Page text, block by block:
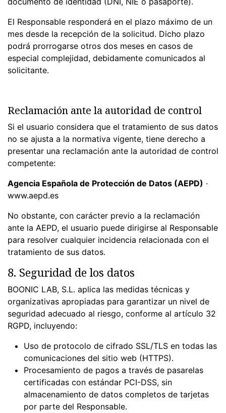
El Responsable responderá en el plazo máximo de un
mes desde la recepción de la solicitud. Dicho plazo
podrá prorrogarse otros dos meses en casos de
especial complejidad, debidamente comunicados al
solicitante.
Reclamación ante la autoridad de control
Si el usuario considera que el tratamiento de sus datos
no se ajusta a la normativa vigente, tiene derecho a
presentar una reclamación ante la autoridad de control
competente:
Agencia Española de Protección de Datos (AEPD) ·
www.aepd.es
No obstante, con carácter previo a la reclamación
ante la AEPD, el usuario puede dirigirse al Responsable
para resolver cualquier incidencia relacionada con el
tratamiento de sus datos.
8. Seguridad de los datos
BOONIC LAB, S.L. aplica las medidas técnicas y
organizativas apropiadas para garantizar un nivel de
seguridad adecuado al riesgo, conforme al artículo 32
RGPD, incluyendo:
Uso de protocolo de cifrado SSL/TLS en todas las
comunicaciones del sitio web (HTTPS).
Procesamiento de pagos a través de pasarelas
certificadas con estándar PCI-DSS, sin
almacenamiento de datos completos de tarjetas
por parte del Responsable.